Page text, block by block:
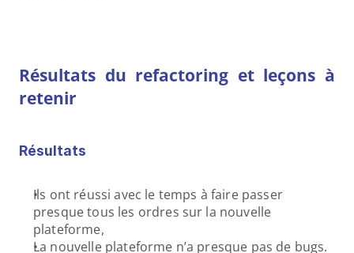
Résultats du refactoring et leçons à
retenir
Résultats
Ils ont réussi avec le temps à faire passer
presque tous les ordres sur la nouvelle
plateforme,
La nouvelle plateforme n’a presque pas de bugs.